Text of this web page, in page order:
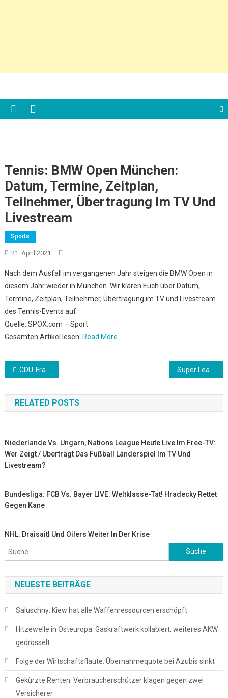
Tennis: BMW Open München:
Datum, Termine, Zeitplan,
Teilnehmer, Übertragung Im TV Und
Livestream
Sports
21. April 2021
Nach dem Ausfall im vergangenen Jahr steigen die BMW Open in
diesem Jahr wieder in München. Wir klären Euch über Datum,
Termine, Zeitplan, Teilnehmer, Übertragung im TV und Livestream
des Tennis-Events auf.
Quelle: SPOX.com – Sport
Gesamten Artikel lesen: Read More
Beitrags-
Navigation
CDU-Fraktion kritisiert geplante Schließung von Wilo-Werk
RELATED POSTS
Niederlande Vs. Ungarn, Nations League Heute Live Im Free-TV:
Wer Zeigt / Überträgt Das Fußball Länderspiel Im TV Und
Livestream?
Bundesliga: FCB Vs. Bayer LIVE: Weltklasse-Tat! Hradecky Rettet
Gegen Kane
NHL: Draisaitl Und Oilers Weiter In Der Krise
Suche
nach:
NEUESTE BEITRÄGE
Saluschny: Kiew hat alle Waffenressourcen erschöpft
Hitzewelle in Osteuropa: Gaskraftwerk kollabiert, weiteres AKW
gedrosselt
Folge der Wirtschaftsflaute: Übernahmequote bei Azubis sinkt
Gekürzte Renten: Verbraucherschützer klagen gegen zwei
Versicherer